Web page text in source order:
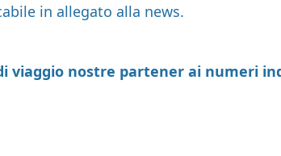
in allegato alla news.
nostre partener ai numeri